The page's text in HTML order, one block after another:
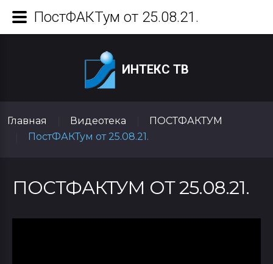
ИНТЕКС ТВ
Главная Видеотека
ПОСТФАКТУМ
ПостФАКТум от 25.08.21.
ПОСТФАКТУМ ОТ 25.08.21.
ПостФАКТум от 25.08.21.